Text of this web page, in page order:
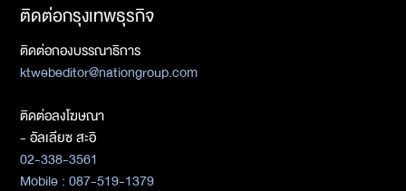
ติดต่อกรุงเทพธุรกิจ
ติดต่อกองบรรณาธิการ
ktwebeditor@nationgroup.com
ติดต่อลงโฆษณา
- อัลเลียซ สะอิ
02-338-3561
Mobile : 087-519-1379